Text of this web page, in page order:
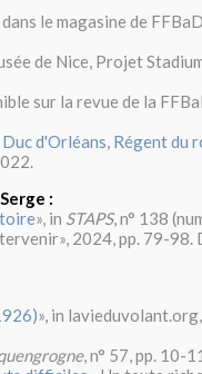
le magasine de
de Nice, Projet
sur la revue de la
d'Orléans, Régent du
:
», in STAPS, n° 138
2024, pp. 79-98.
», in lavieduvolant.org,
, n° 57, pp. 10-